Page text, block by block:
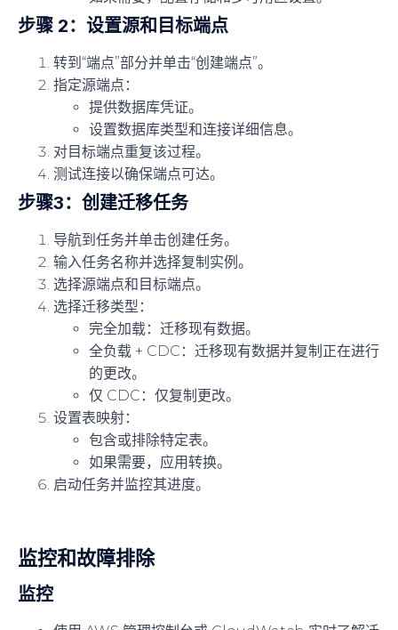
步骤 2：设置源和目标端点
转到“端点”部分并单击“创建端点”。
指定源端点：
提供数据库凭证。
设置数据库类型和连接详细信息。
对目标端点重复该过程。
测试连接以确保端点可达。
步骤3：创建迁移任务
导航到任务并单击创建任务。
输入任务名称并选择复制实例。
选择源端点和目标端点。
选择迁移类型：
完全加载：迁移现有数据。
全负载 + CDC：迁移现有数据并复制正在进行
的更改。
仅 CDC：仅复制更改。
设置表映射：
包含或排除特定表。
如果需要，应用转换。
启动任务并监控其进度。
监控和故障排除
监控